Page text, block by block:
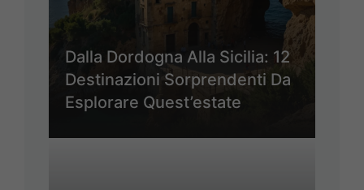
Dalla Dordogna Alla Sicilia: 12
Destinazioni Sorprendenti Da
Esplorare Quest’estate